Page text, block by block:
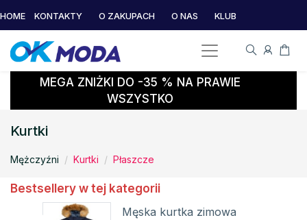
HOME KONTAKTY O ZAKUPACH O NAS KLUB
MEGA ZNIŻKI DO -35 % NA PRAWIE
WSZYSTKO
Kurtki
Mężczyźni Kurtki Płaszcze
Bestsellery w tej kategorii
Męska kurtka zimowa